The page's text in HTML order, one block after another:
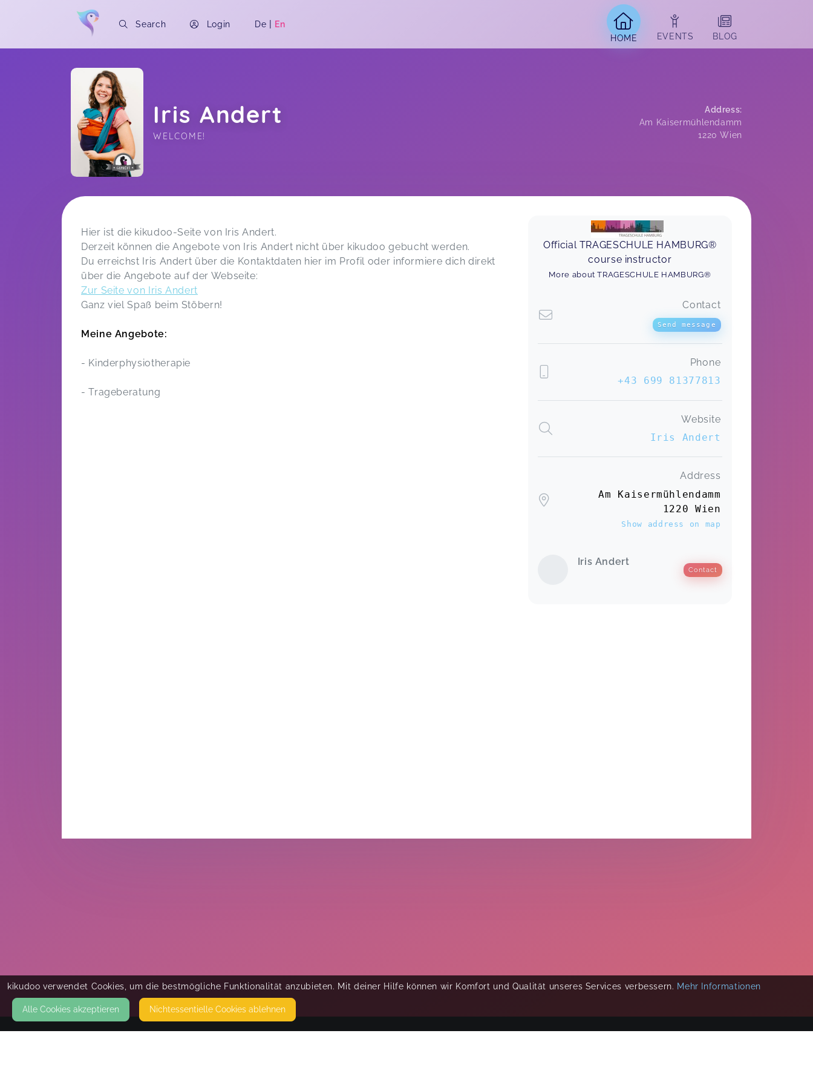
Search Login De | En
HOME
EVENTS BLOG
Iris Andert
WELCOME!
Address:
Am Kaisermühlendamm
1220 Wien
Soon you will learn more about me here...
Hier ist die kikudoo-Seite von Iris Andert.
Derzeit können die Angebote von Iris Andert nicht über kikudoo gebucht werden.
Du erreichst Iris Andert über die Kontaktdaten hier im Profil oder informiere dich direkt
über die Angebote auf der Webseite:
Zur Seite von Iris Andert
Ganz viel Spaß beim Stöbern!
Meine Angebote:
- Kinderphysiotherapie
- Trageberatung
Official TRAGESCHULE HAMBURG®
course instructor
More about TRAGESCHULE HAMBURG®
Contact
Send message
Phone
+43 699 81377813
Website
Iris Andert
Address
Am Kaisermühlendamm
1220 Wien
Show address on map
Iris Andert
Contact
kikudoo verwendet Cookies, um die bestmögliche Funktionalität anzubieten. Mit deiner Hilfe können wir Komfort und Qualität unseres Services verbessern. Mehr Informationen
Alle Cookies akzeptieren Nicht­essentielle Cookies ablehnen